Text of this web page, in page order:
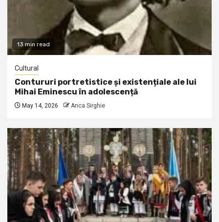
13 min read
Cultural
Contururi portretistice și existențiale ale lui
Mihai Eminescu în adolescență
May 14, 2026 Anca Sirghie